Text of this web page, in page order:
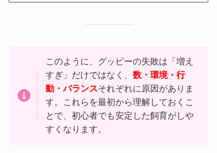
このように、グッピーの失敗は「増え
すぎ」だけではなく、数・環境・行
動・バランスそれぞれに原因がありま
す。これらを最初から理解しておくこ
とで、初心者でも安定した飼育がしや
すくなります。